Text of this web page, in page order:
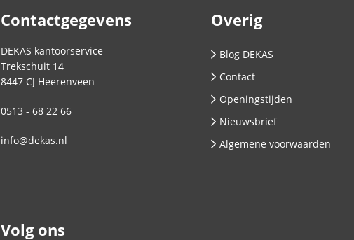
Contactgegevens
DEKAS kantoorservice
Trekschuit 14
8447 CJ Heerenveen
0513 - 68 22 66
info@dekas.nl
Volg ons
Overig
Blog DEKAS
Contact
Openingstijden
Nieuwsbrief
Algemene voorwaarden